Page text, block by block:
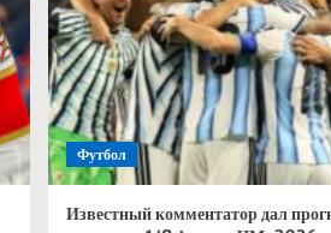
способствовать
его
развитию
Футбол
Известный комментатор дал